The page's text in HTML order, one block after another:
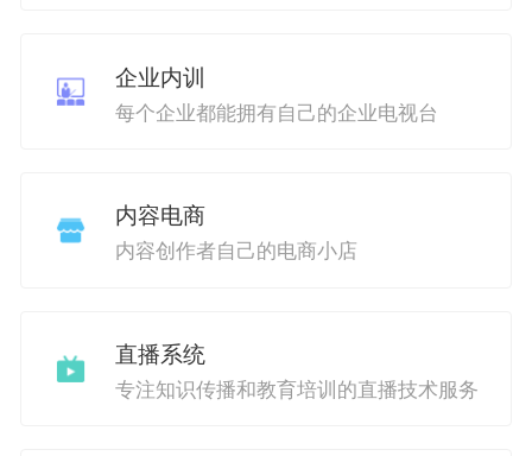
企业内训
每个企业都能拥有自己的企业电视台
内容电商
内容创作者自己的电商小店
直播系统
专注知识传播和教育培训的直播技术服务